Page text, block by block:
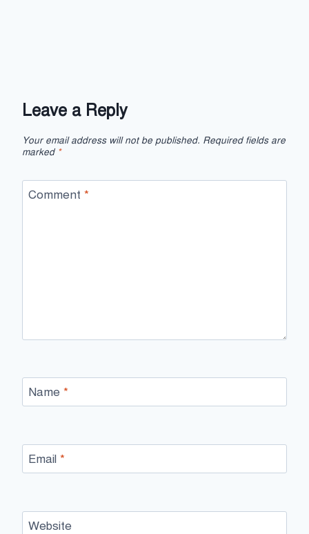
Leave a Reply
Your email address will not be published. Required fields are
marked *
Comment *
Name *
Email *
Website